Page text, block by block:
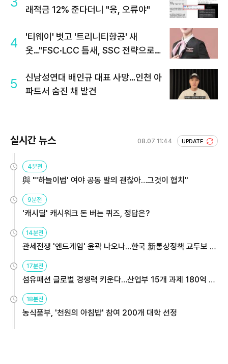
래적금 12% 준다더니 "응, 오류야"
4
'티웨이' 벗고 '트리니티항공' 새
옷…"FSC·LCC 틈새, SSC 전략으로
5
신남성연대 배인규 대표 사망…인천 아
파트서 숨진 채 발견
실시간 뉴스 08.07 11:44 UPDATE
4분전
與 "'하늘이법' 여야 공동 발의 괜찮아…그것이 협치"
9분전
'캐시딜' 캐시워크 돈 버는 퀴즈, 정답은?
14분전
관세전쟁 '엔드게임' 윤곽 나오나…한국 新통상정책 교두보 활
17분전
섬유패션 글로벌 경쟁력 키운다…산업부 15개 과제 180억 지
18분전
농식품부, '천원의 아침밥' 참여 200개 대학 선정